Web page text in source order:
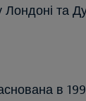
та
в